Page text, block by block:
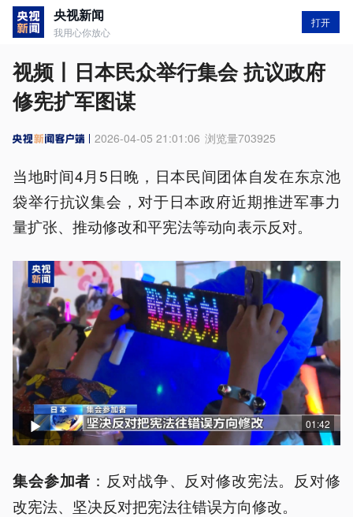
央视新闻
我用心你放心
打开
视频丨日本民众举行集会 抗议政府
修宪扩军图谋
2026-04-05 21:01:06 浏览量703925
当地时间4月5日晚，日本民间团体自发在东京池
袋举行抗议集会，对于日本政府近期推进军事力
量扩张、推动修改和平宪法等动向表示反对。
01:42
集会参加者 ：反对战争、反对修改宪法。反对修
改宪法、坚决反对把宪法往错误方向修改。